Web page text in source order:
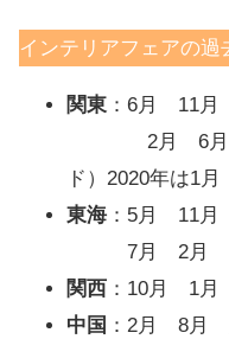
インテリアフェアの過
関東 ：6月 11月
2月 6月 10
ド）2020年は1月
東海 ：5月 11月
7月 2月 グ
関西 ：10月 1月
中国 ：2月 8月